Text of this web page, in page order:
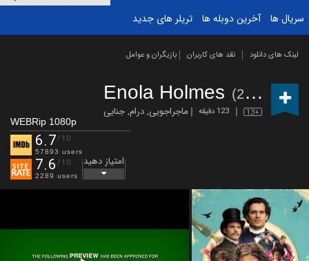
سریال ها
آخرین دوبله ها تریلر های جدید
لینک های دانلود نقد های کاربران بازیگران و عوامل
Enola Holmes (2020)
13+ 123 دقیقه ماجراجویی,درام,جنایی
WEBRip 1080p
6.7/10
57893 users
7.6 /10
2289 users
امتیاز دهید